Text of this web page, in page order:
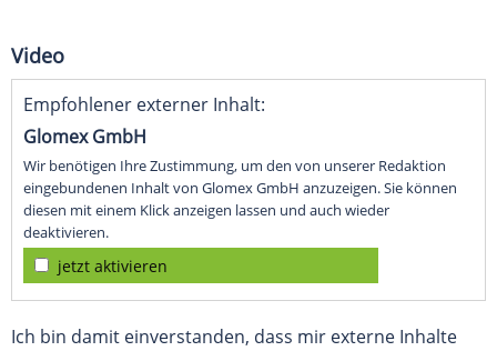
Video
Empfohlener externer Inhalt:
Glomex GmbH
Wir benötigen Ihre Zustimmung, um den von unserer Redaktion
eingebundenen Inhalt von Glomex GmbH anzuzeigen. Sie können
diesen mit einem Klick anzeigen lassen und auch wieder
deaktivieren.
jetzt aktivieren
Ich bin damit einverstanden, dass mir externe Inhalte